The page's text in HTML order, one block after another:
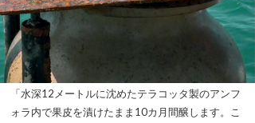
「水深12メートルに沈めたテラコッタ製のアンフ
ォラ内で果皮を漬けたまま10カ月間醸します。こ